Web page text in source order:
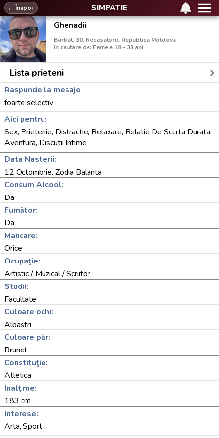
SIMPATIE
← Înapoi
Ghenadii
Barbat, 30, Necasatorit, Republica Moldova
In cautare de: Femeie 18 - 33 ani
Lista prieteni
Raspunde la mesaje
foarte selectiv
Aici pentru:
Sex, Prietenie, Distractie, Relaxare, Relatie De Scurta Durata,
Aventura, Discutii Intime
Data Nasterii:
12 Octombrie, Zodia Balanta
Consum Alcool:
Da
Fumător:
Da
Mancare:
Orice
Ocupaţie:
Artistic / Muzical / Scriitor
Studii:
Facultate
Culoare ochi:
Albastri
Culoare păr:
Brunet
Constituţie:
Atletica
Inalţime:
183 cm
Interese:
Arta, Sport